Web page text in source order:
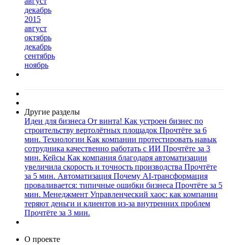
декабрь
2015
август
октябрь
декабрь
сентябрь
ноябрь
Другие разделы
Идеи для бизнеса От винта! Как устроен бизнес по
строительству вертолётных площадок Прочтёте за 6
мин. Технологии Как компании протестировать навык
сотрудника качественно работать с ИИ Прочтёте за 3
мин. Кейсы Как компания благодаря автоматизации
увеличила скорость и точность производства Прочтёте
за 5 мин. Автоматизация Почему AI-трансформация
проваливается: типичные ошибки бизнеса Прочтёте за 5
мин. Менеджмент Управленческий хаос: как компании
теряют деньги и клиентов из-за внутренних проблем
Прочтёте за 3 мин.
О проекте